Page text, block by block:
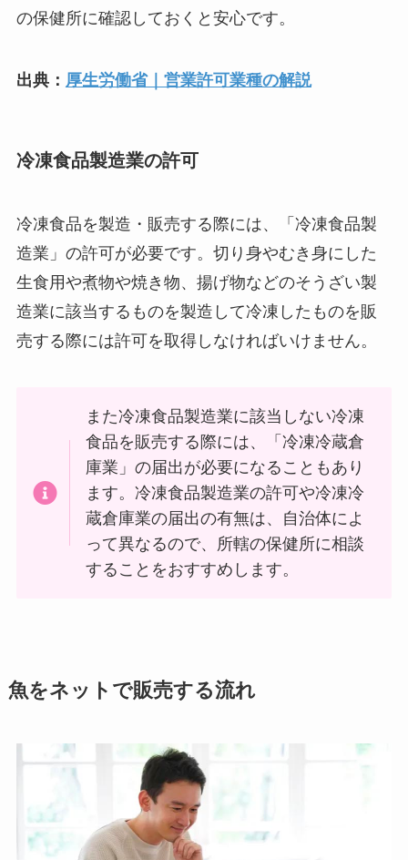
の保健所に確認しておくと安心です。
出典： 厚生労働省｜営業許可業種の解説
冷凍食品製造業の許可
冷凍食品を製造・販売する際には、「冷凍食品製
造業」の許可が必要です。切り身やむき身にした
生食用や煮物や焼き物、揚げ物などのそうざい製
造業に該当するものを製造して冷凍したものを販
売する際には許可を取得しなければいけません。
また冷凍食品製造業に該当しない冷凍
食品を販売する際には、「冷凍冷蔵倉
庫業」の届出が必要になることもあり
ます。冷凍食品製造業の許可や冷凍冷
蔵倉庫業の届出の有無は、自治体によ
って異なるので、所轄の保健所に相談
することをおすすめします。
魚をネットで販売する流れ